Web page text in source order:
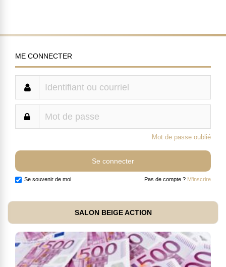
ME CONNECTER
Mot de passe oublié
Se souvenir de moi Pas de compte ? M'inscrire
SALON BEIGE ACTION